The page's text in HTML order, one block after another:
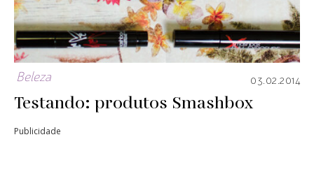
Beleza 03.02.2014
Testando: produtos Smashbox
Publicidade